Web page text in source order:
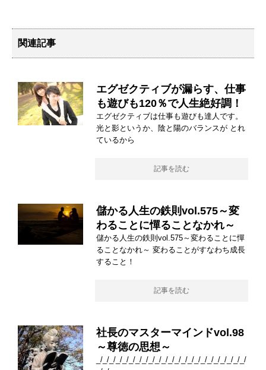
関連記事
エグゼクティブが漏らす、仕事
も遊びも120％で人生絶好調！
エグゼクティブは仕事も遊びも達人です。
光と影というか、陰と陽のバランスが とれ
ているから
記事を読む
儲かる人生の鉄則vol.575～変
わることに憚ることなかれ～
儲かる人生の鉄則vol.575～変わることに憚
ることなかれ～ 変わることがすなわち成長
すること！
記事を読む
社長のマスターマインドvol.98
～尊徳の思想～
_/_/_/_/_/_/_/_/_/_/_/_/_/_/_/_/_/_/_/_/_/_/_/